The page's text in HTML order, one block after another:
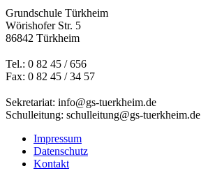
Grundschule Türkheim
Wörishofer Str. 5
86842 Türkheim
Tel.: 0 82 45 / 656
Fax: 0 82 45 / 34 57
Sekretariat: info@gs-tuerkheim.de
Schulleitung: schulleitung@gs-tuerkheim.de
Impressum
Datenschutz
Kontakt